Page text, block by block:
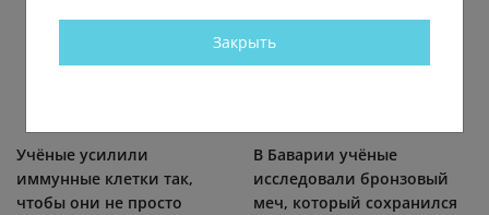
Учёные усилили
иммунные клетки так,
чтобы они не просто
В Баварии учёные
исследовали бронзовый
меч, который сохранился
Закрыть